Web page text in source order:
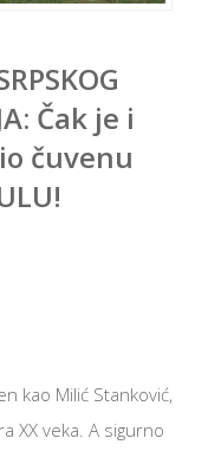
Čak je i
čuvenu
kao Milić Stanković,
XX veka. A sigurno